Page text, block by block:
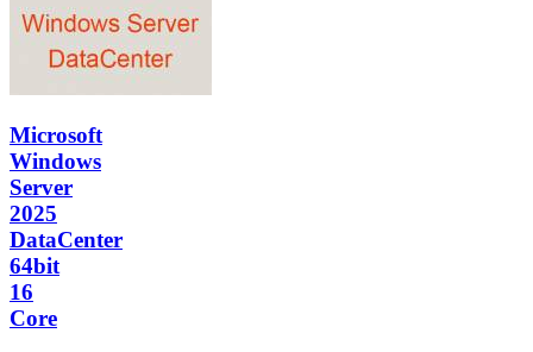
Microsoft
Windows
Server
2025
DataCenter
64bit
16
Core